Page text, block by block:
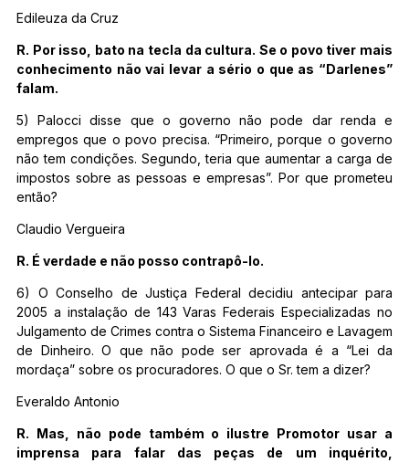
Edileuza da Cruz
R. Por isso, bato na tecla da cultura. Se o povo tiver mais
conhecimento não vai levar a sério o que as “Darlenes”
falam.
5) Palocci disse que o governo não pode dar renda e
empregos que o povo precisa. “Primeiro, porque o governo
não tem condições. Segundo, teria que aumentar a carga de
impostos sobre as pessoas e empresas”. Por que prometeu
então?
Claudio Vergueira
R. É verdade e não posso contrapô-lo.
6) O Conselho de Justiça Federal decidiu antecipar para
2005 a instalação de 143 Varas Federais Especializadas no
Julgamento de Crimes contra o Sistema Financeiro e Lavagem
de Dinheiro. O que não pode ser aprovada é a “Lei da
mordaça” sobre os procuradores. O que o Sr. tem a dizer?
Everaldo Antonio
R. Mas, não pode também o ilustre Promotor usar a
imprensa para falar das peças de um inquérito,